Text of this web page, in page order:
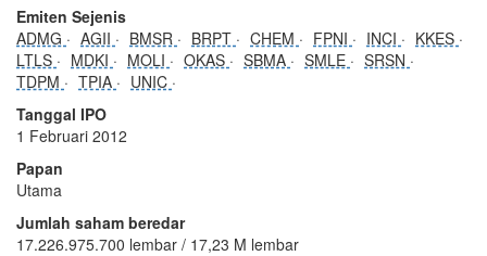
Emiten Sejenis
ADMG
AGII BMSR BRPT CHEM FPNI INCI
KKES
LTLS
MDKI MOLI OKAS SBMA SMLE
SRSN
TDPM
TPIA
UNIC
Tanggal IPO
1 Februari 2012
Papan
Utama
Jumlah saham beredar
17.226.975.700 lembar / 17,23 M lembar